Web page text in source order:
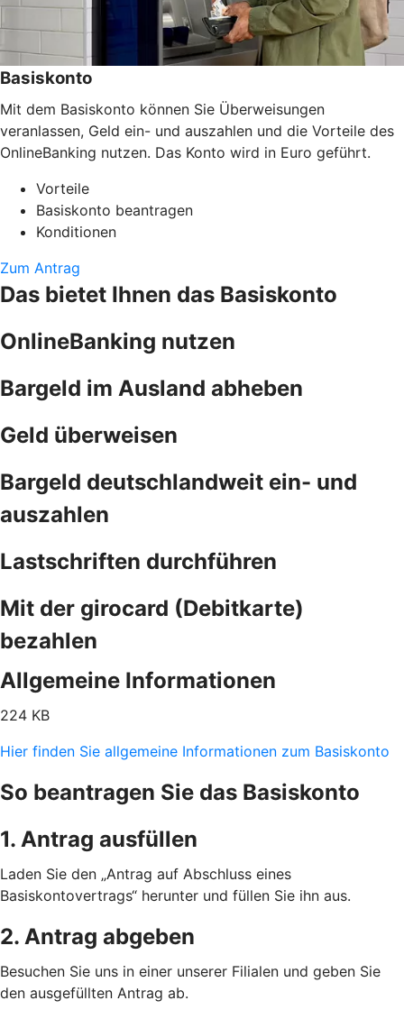
Basiskonto
Mit dem Basiskonto können Sie Überweisungen
veranlassen, Geld ein- und auszahlen und die Vorteile des
OnlineBanking nutzen. Das Konto wird in Euro geführt.
Vorteile
Basiskonto beantragen
Konditionen
Zum Antrag
Das bietet Ihnen das Basiskonto
OnlineBanking nutzen
Bargeld im Ausland abheben
Geld überweisen
Bargeld deutschlandweit ein- und
auszahlen
Lastschriften durchführen
Mit der girocard (Debitkarte)
bezahlen
Allgemeine Informationen
224 KB
Hier finden Sie allgemeine Informationen zum Basiskonto
So beantragen Sie das Basiskonto
1. Antrag ausfüllen
Laden Sie den „Antrag auf Abschluss eines
Basiskontovertrags“ herunter und füllen Sie ihn aus.
2. Antrag abgeben
Besuchen Sie uns in einer unserer Filialen und geben Sie
den ausgefüllten Antrag ab.